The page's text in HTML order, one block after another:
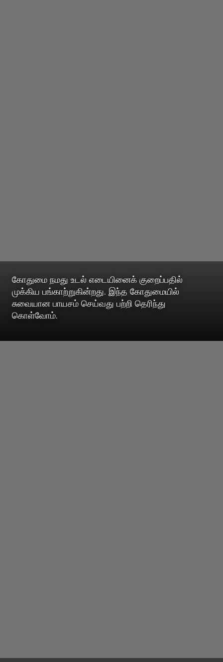
கோதுமை நமது உடல் எடையினைக் குறைப்பதில்
முக்கிய பங்காற்றுகின்றது. இந்த கோதுமையில்
சுவையான பாயசம் செய்வது பற்றி தெரிந்து
கொள்வோம்.